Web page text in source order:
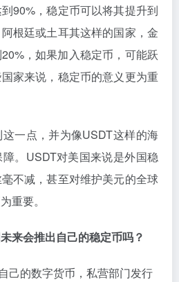
90%，稳定币可以将其提升到
根廷或土耳其这样的国家，金
，如果加入稳定币，可能跃
家来说，稳定币的意义更为重
一点，并为像USDT这样的海
。USDT对美国来说是外国稳
不减，甚至对维护美元的全球
重要。
来会推出自己的稳定币吗？
己的数字货币，私营部门发行